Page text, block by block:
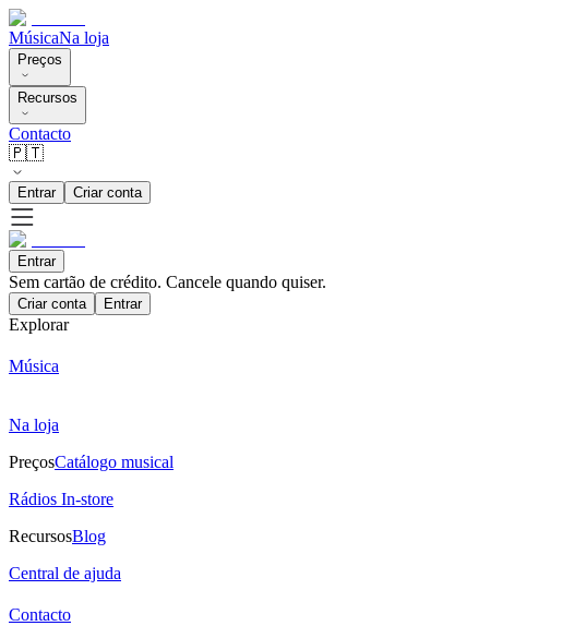
MúsicaNa loja
Preços
Recursos
Contacto
🇵🇹
Entrar Criar conta
Entrar
Sem cartão de crédito. Cancele quando quiser.
Criar conta Entrar
Explorar
Música
Na loja
PreçosCatálogo musical
Rádios In-store
RecursosBlog
Central de ajuda
Contacto